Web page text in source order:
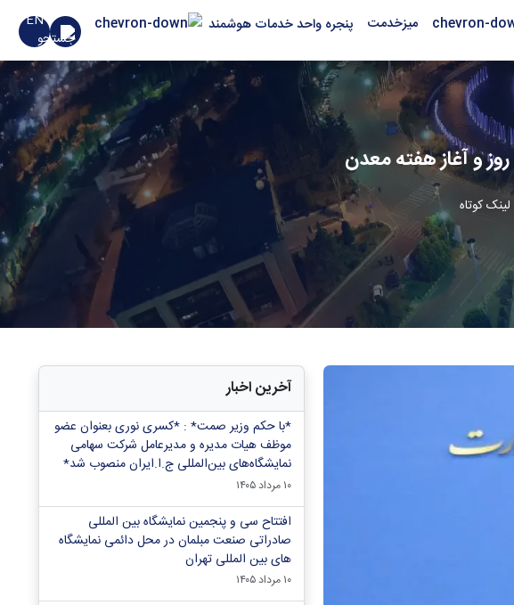
میزخدمت
پنجره واحد خدمات هوشمند
EN
و آغاز هفته معدن
لینک کوتاه
آخرین اخبار
*با حکم وزیر صمت* : *کسری نوری بعنوان عضو
موظف هیات مدیره و مدیرعامل شرکت سهامی
نمایشگاه‌های بین‌المللی ج.ا.ایران منصوب شد*
۱۰ مرداد ۱۴۰۵
افتتاح سی و پنجمین نمایشگاه بین المللی
صادراتی صنعت مبلمان در محل دائمی نمایشگاه
های بین المللی تهران
۱۰ مرداد ۱۴۰۵